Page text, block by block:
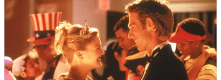
Chính sách quyền riêng tư
Liên hệ:mail.nguoinoitieng.tv@gmail.com